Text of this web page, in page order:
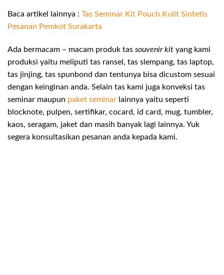
Baca artikel lainnya : Tas Seminar Kit Pouch Kulit Sintetis
Pesanan Pemkot Surakarta
Ada bermacam – macam produk tas souvenir kit yang kami
produksi yaitu meliputi tas ransel, tas slempang, tas laptop,
tas jinjing, tas spunbond dan tentunya bisa dicustom sesuai
dengan keinginan anda. Selain tas kami juga konveksi tas
seminar maupun paket seminar lainnya yaitu seperti
blocknote, pulpen, sertifikar, cocard, id card, mug, tumbler,
kaos, seragam, jaket dan masih banyak lagi lainnya. Yuk
segera konsultasikan pesanan anda kepada kami.